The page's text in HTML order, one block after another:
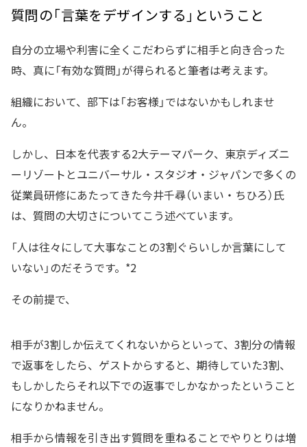
質問の「言葉をデザインする」ということ
自分の立場や利害に全くこだわらずに相手と向き合った
時、真に「有効な質問」が得られると筆者は考えます。
組織において、部下は「お客様」ではないかもしれませ
ん。
しかし、日本を代表する2大テーマパーク、東京ディズニ
ーリゾートとユニバーサル・スタジオ・ジャパンで多くの
従業員研修にあたってきた今井千尋（いまい・ちひろ）氏
は、質問の大切さについてこう述べています。
「人は往々にして大事なことの3割ぐらいしか言葉にして
いない」のだそうです。*2
その前提で、
相手が3割しか伝えてくれないからといって、3割分の情報
で返事をしたら、ゲストからすると、期待していた3割、
もしかしたらそれ以下での返事でしかなかったということ
になりかねません。
相手から情報を引き出す質問を重ねることでやりとりは増